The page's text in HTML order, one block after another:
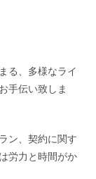
る、多様なライ
手伝い致しま
ン、契約に関す
労力と時間がか